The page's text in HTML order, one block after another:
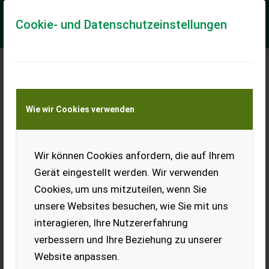
Cookie- und Datenschutzeinstellungen
Wie wir Cookies verwenden
Wir können Cookies anfordern, die auf Ihrem
Gerät eingestellt werden. Wir verwenden
Cookies, um uns mitzuteilen, wenn Sie
unsere Websites besuchen, wie Sie mit uns
interagieren, Ihre Nutzererfahrung
verbessern und Ihre Beziehung zu unserer
Website anpassen.
Meine Transportkostenanfrage
Transport von Land- und Baumaschinen –
KEINE Tiertransporte
Sonstige
Kettenmulcher Trejon
Optimal M1250HF
**Kettenmulcher**
Entdecken Sie den
leistungsstarken
Böschungsmäher der renommierten Marke Trejon Optimal,
Modell Kettenmulcher. Dieses hochmodern...